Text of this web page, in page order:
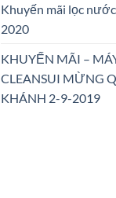
Khuyến mãi lọc
2020
KHUYẾN MÃI –
CLEANSUI MỪNG
KHÁNH 2-9-2019